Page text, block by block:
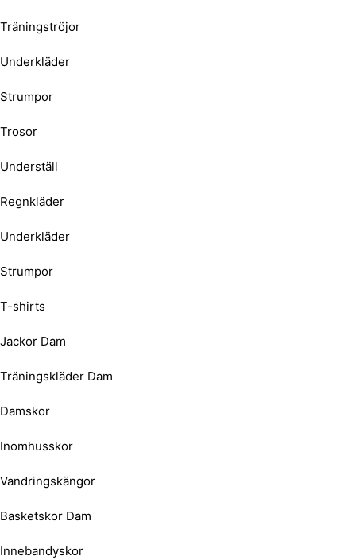
Träningströjor
Underkläder
Strumpor
Trosor
Underställ
Regnkläder
Underkläder
Strumpor
T-shirts
Jackor Dam
Träningskläder Dam
Damskor
Inomhusskor
Vandringskängor
Basketskor Dam
Innebandyskor